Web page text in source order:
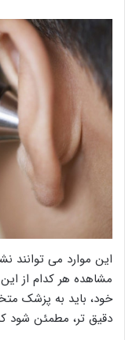
این موارد می توانند
مشاهده هر کدام از
خود، باید به پزشک
دقیق تر، مطمئن شود